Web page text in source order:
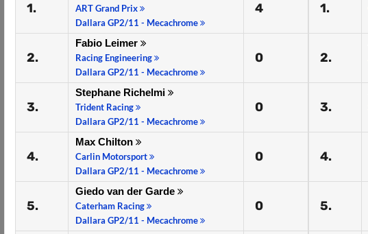
1.
ART Grand Prix
Dallara GP2/11 - Mecachrome
4
2.
Fabio Leimer
Racing Engineering
Dallara GP2/11 - Mecachrome
0
3.
Stephane Richelmi
Trident Racing
Dallara GP2/11 - Mecachrome
0
4.
Max Chilton
Carlin Motorsport
Dallara GP2/11 - Mecachrome
0
5.
Giedo van der Garde
Caterham Racing
Dallara GP2/11 - Mecachrome
0
1.
2.
3.
4.
5.